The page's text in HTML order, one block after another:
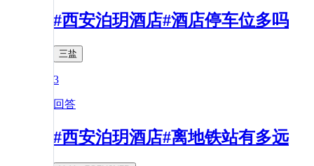
#西安泊玥酒店#酒店停车位多吗
三盐
3
回答
#西安泊玥酒店#离地铁站有多远